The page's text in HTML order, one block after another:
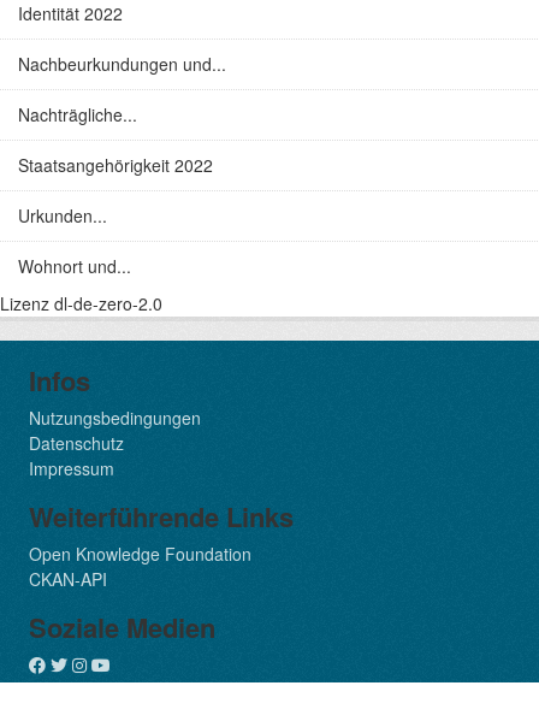
Identität 2022
Nachbeurkundungen und...
Nachträgliche...
Staatsangehörigkeit 2022
Urkunden...
Wohnort und...
Lizenz dl-de-zero-2.0
Infos
Nutzungsbedingungen
Datenschutz
Impressum
Weiterführende Links
Open Knowledge Foundation
CKAN-API
Soziale Medien